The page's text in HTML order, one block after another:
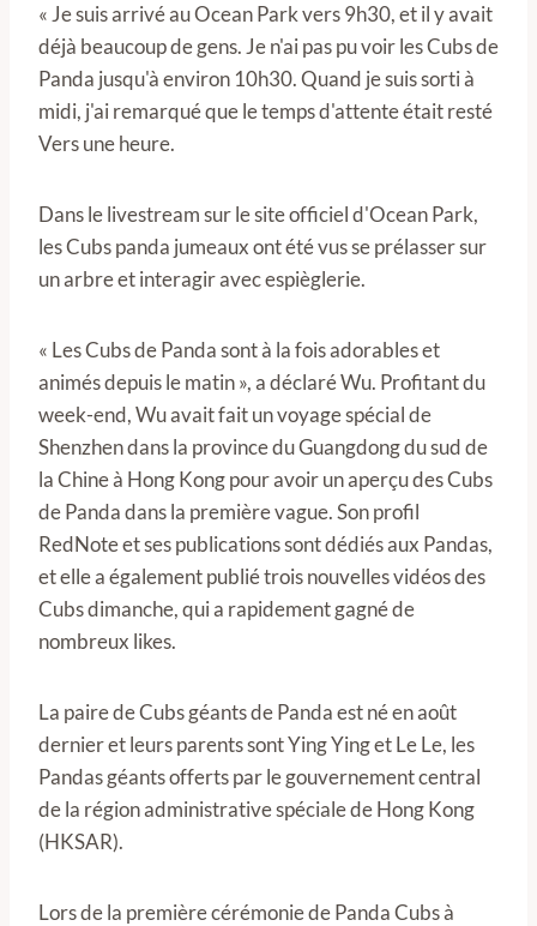
« Je suis arrivé au Ocean Park vers 9h30, et il y avait
déjà beaucoup de gens. Je n'ai pas pu voir les Cubs de
Panda jusqu'à environ 10h30. Quand je suis sorti à
midi, j'ai remarqué que le temps d'attente était resté
Vers une heure.
Dans le livestream sur le site officiel d'Ocean Park,
les Cubs panda jumeaux ont été vus se prélasser sur
un arbre et interagir avec espièglerie.
« Les Cubs de Panda sont à la fois adorables et
animés depuis le matin », a déclaré Wu. Profitant du
week-end, Wu avait fait un voyage spécial de
Shenzhen dans la province du Guangdong du sud de
la Chine à Hong Kong pour avoir un aperçu des Cubs
de Panda dans la première vague. Son profil
RedNote et ses publications sont dédiés aux Pandas,
et elle a également publié trois nouvelles vidéos des
Cubs dimanche, qui a rapidement gagné de
nombreux likes.
La paire de Cubs géants de Panda est né en août
dernier et leurs parents sont Ying Ying et Le Le, les
Pandas géants offerts par le gouvernement central
de la région administrative spéciale de Hong Kong
(HKSAR).
Lors de la première cérémonie de Panda Cubs à